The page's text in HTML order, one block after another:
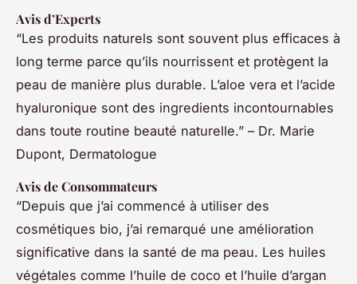
Avis d’Experts
“Les produits naturels sont souvent plus efficaces à
long terme parce qu’ils nourrissent et protègent la
peau de manière plus durable. L’aloe vera et l’acide
hyaluronique sont des ingredients incontournables
dans toute routine beauté naturelle.” – Dr. Marie
Dupont, Dermatologue
Avis de Consommateurs
“Depuis que j’ai commencé à utiliser des
cosmétiques bio, j’ai remarqué une amélioration
significative dans la santé de ma peau. Les huiles
végétales comme l’huile de coco et l’huile d’argan